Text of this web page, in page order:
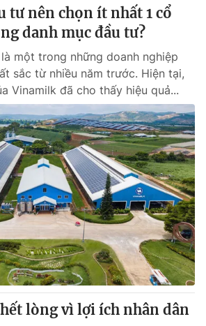
tư nên chọn ít nhất 1 cổ
danh mục đầu tư?
một trong những doanh nghiệp
sắc từ nhiều năm trước. Hiện tại,
Vinamilk đã cho thấy hiệu quả...
lòng vì lợi ích nhân dân